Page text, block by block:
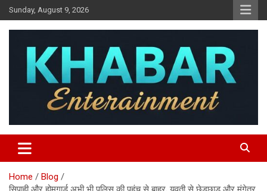
Skip
to
content
Sunday, August 9, 2026
Khabar Entertainment
Home
Blog